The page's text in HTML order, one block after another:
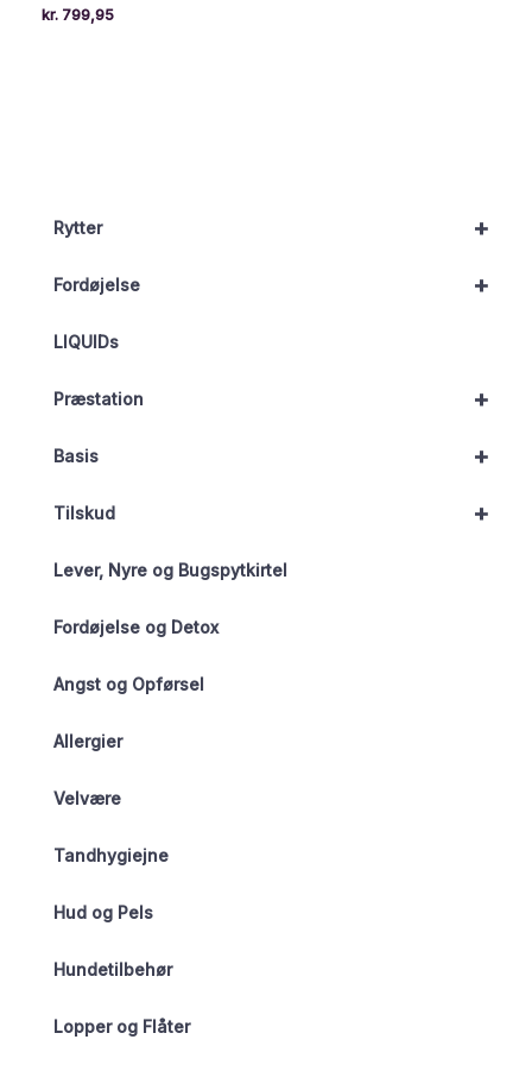
+
Rytter
+
Fordøjelse
LIQUIDs
+
Præstation
+
Basis
+
Tilskud
Lever, Nyre og Bugspytkirtel
Fordøjelse og Detox
Angst og Opførsel
Allergier
Velvære
Tandhygiejne
Hud og Pels
Hundetilbehør
Lopper og Flåter
kr. 799,95